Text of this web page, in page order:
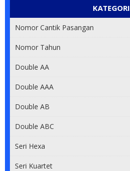
KATEGORI
Nomor Cantik Pasangan
Nomor Tahun
Double AA
Double AAA
Double AB
Double ABC
Seri Hexa
Seri Kuartet